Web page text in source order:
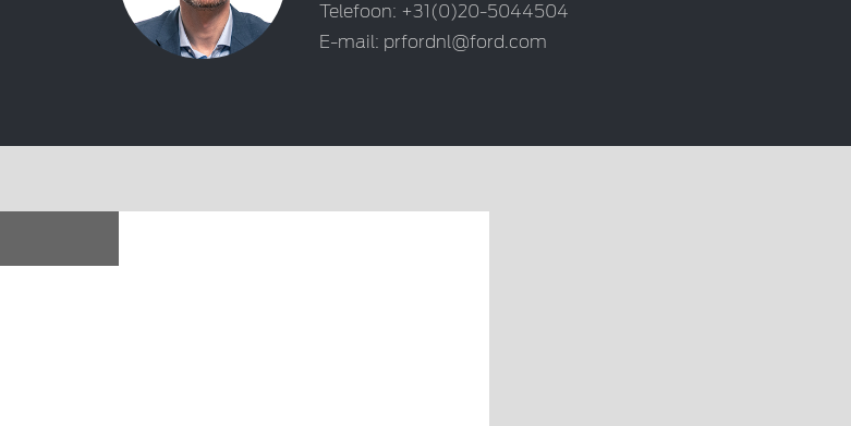
Telefoon: +31(0)20-5044504
E-mail: prfordnl@ford.com